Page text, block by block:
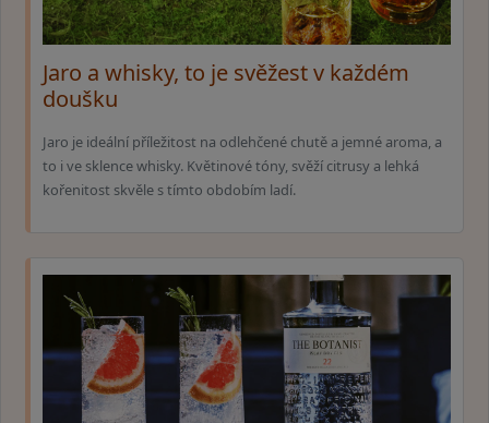
Jaro a whisky, to je svěžest v každém
doušku
Jaro je ideální příležitost na odlehčené chutě a jemné aroma, a
to i ve sklence whisky. Květinové tóny, svěží citrusy a lehká
kořenitost skvěle s tímto obdobím ladí.